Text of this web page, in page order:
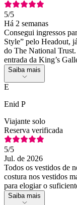
5/5
Há 2 semanas
Consegui ingressos
Style” pelo Headout,
do The National
entrada da King’s
Saiba mais
E
Enid P
Viajante solo
Reserva verificada
5/5
Jul. de 2026
Todos os vestidos de
costura nos vestidos
para elogiar o
Saiba mais